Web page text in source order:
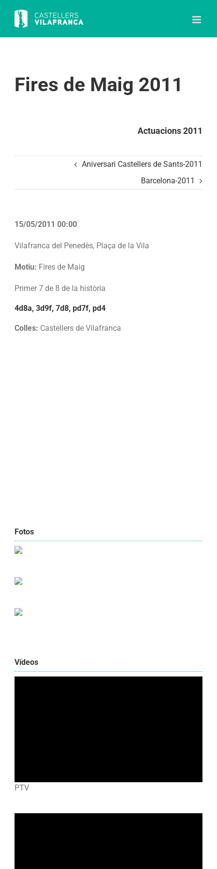
content
Fires de Maig 2011
Actuacions 2011
Aniversari Castellers de Sants-2011
Barcelona-2011
15/05/2011 00:00
Vilafranca del Penedès, Plaça de la Vila
Motiu: Fires de Maig
Primer 7 de 8 de la història
4d8a, 3d9f, 7d8, pd7f, pd4
Colles: Castellers de Vilafranca
Fotos
Vídeos
PTV